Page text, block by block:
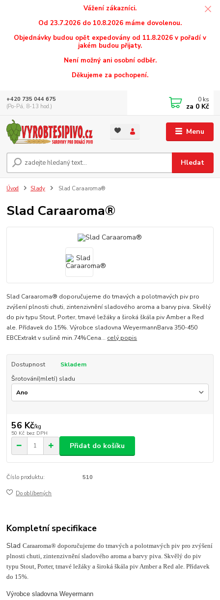
Vážení zákazníci.
Od 23.7.2026 do 10.8.2026 máme dovolenou.
Objednávky budou opět expedovány od 11.8.2026 v pořadí v
jakém budou přijaty.
Není možný ani osobní odběr.
Děkujeme za pochopení.
Menu
Hledat
+420 735 044 675
(Po-Pá, 8-13 hod.)
0 ks
za 0 Kč
Úvod Slady Slad Caraaroma®
Slad Caraaroma®
Slad Caraaroma® doporučujeme do tmavých a polotmavých piv pro
zvýšení plnosti chuti, zintenzivnění sladového aroma a barvy piva. Skvělý
do piv typu Stout, Porter, tmavé ležáky a široká škála piv Amber a Red
ale. Přídavek do 15%. Výrobce sladovna WeyermannBarva 350-450
EBCExtrakt v sušině min.74%Cena... celý popis
Dostupnost
Skladem
Šrotování(mletí) sladu
56 Kč/kg
50 Kč bez DPH
Přidat do košíku
Číslo produktu: 510
Do oblíbených
Kompletní specifikace
SladCaraaroma® doporučujeme do tmavých a polotmavých piv pro zvýšení
plnosti chuti, zintenzivnění sladového aroma a barvy piva. Skvělý do piv
typu Stout, Porter, tmavé ležáky a široká škála piv Amber a Red ale. Přídavek
do 15%.
Výrobce sladovna Weyermann